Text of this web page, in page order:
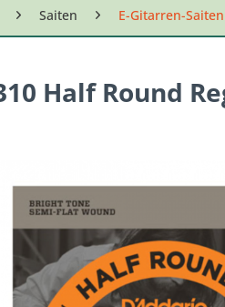
Saiten E-Gitarren-Saiten
Half Round